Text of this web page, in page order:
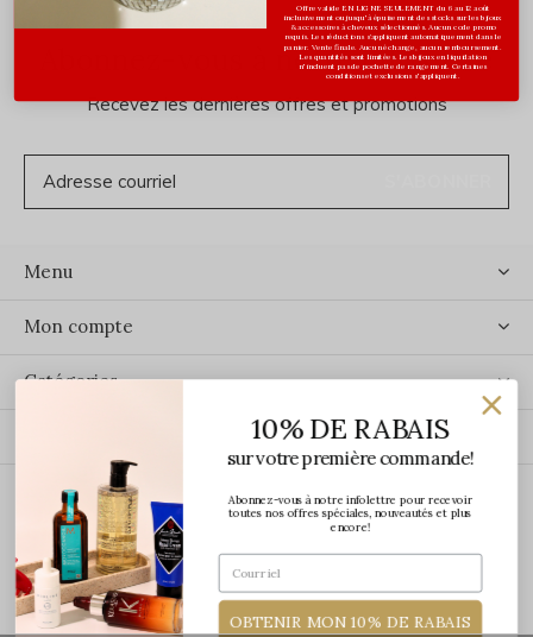
Abonnez-vous à notre infolettre
Recevez les dernières offres et promotions
Menu
Mon compte
Catégories
ÉCRIVEZ-NOUS
Offre valide EN LIGNE SEULEMENT du 6 au 12 août
inclusivement ou jusqu'à épuisement des stocks sur les bijoux
& accessoires à cheveux sélectionnés. Aucun code promo
requis. Les réductions s’appliquent automatiquement dans le
panier. Vente finale. Aucun échange, aucun remboursement.
Les quantités sont limitées. Les bijoux en liquidation
n'incluent pas de pochette de rangement. Certaines
conditions et exclusions s'appliquent.
10% DE RABAIS
sur votre première commande!
Abonnez-vous à notre infolettre pour recevoir
toutes nos offres spéciales, nouveautés et plus
encore!
OBTENIR MON 10% DE RABAIS